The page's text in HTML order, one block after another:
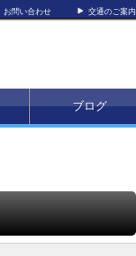
お問い合わせ 交通のご案内
ブログ